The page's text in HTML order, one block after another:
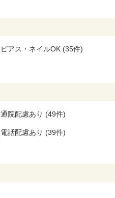
ピアス・ネイルOK (35件)
通院配慮あり (49件)
電話配慮あり (39件)